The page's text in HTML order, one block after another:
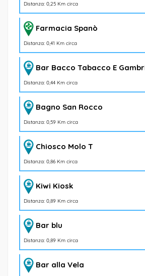
Distanza: 0,25 Km circa
Farmacia Spanò
Distanza: 0,41 Km circa
Bar Bacco Tabacco E
Distanza: 0,44 Km circa
Bagno San Rocco
Distanza: 0,59 Km circa
Chiosco Molo T
Distanza: 0,86 Km circa
Kiwi Kiosk
Distanza: 0,89 Km circa
Bar blu
Distanza: 0,89 Km circa
Bar alla Vela